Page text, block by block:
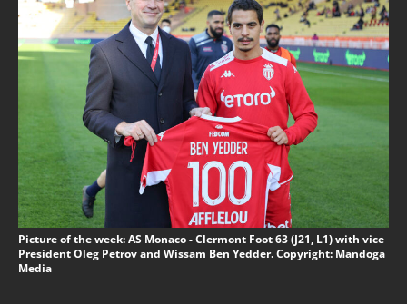
Picture of the week: AS Monaco - Clermont Foot 63 (J21, L1) with vice
President Oleg Petrov and Wissam Ben Yedder. Copyright: Mandoga
Media